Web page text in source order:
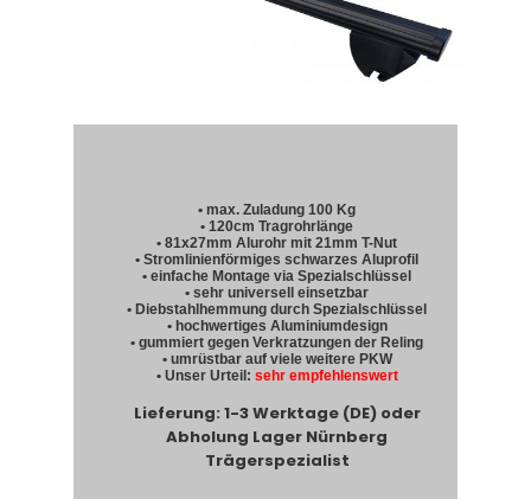
• max. Zuladung 100 Kg
• 120cm Tragrohrlänge
• 81x27mm Alurohr mit 21mm T-Nut
• Stromlinienförmiges schwarzes Aluprofil
• einfache Montage via Spezialschlüssel
• sehr universell einsetzbar
• Diebstahlhemmung durch Spezialschlüssel
• hochwertiges Aluminiumdesign
• gummiert gegen Verkratzungen der Reling
• umrüstbar auf viele weitere PKW
• Unser Urteil: sehr empfehlenswert
Lieferung: 1-3 Werktage (DE) oder
Abholung Lager Nürnberg
Trägerspezialist